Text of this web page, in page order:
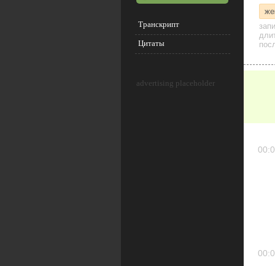
Транскрипт
Цитаты
advertising placeholder